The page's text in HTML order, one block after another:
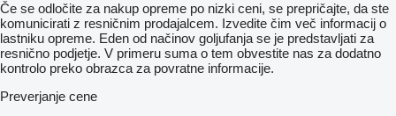
Če se odločite za nakup opreme po nizki ceni, se prepričajte, da ste
komunicirati z resničnim prodajalcem. Izvedite čim več informacij o
lastniku opreme. Eden od načinov goljufanja se je predstavljati za
resnično podjetje. V primeru suma o tem obvestite nas za dodatno
kontrolo preko obrazca za povratne informacije.
Preverjanje cene